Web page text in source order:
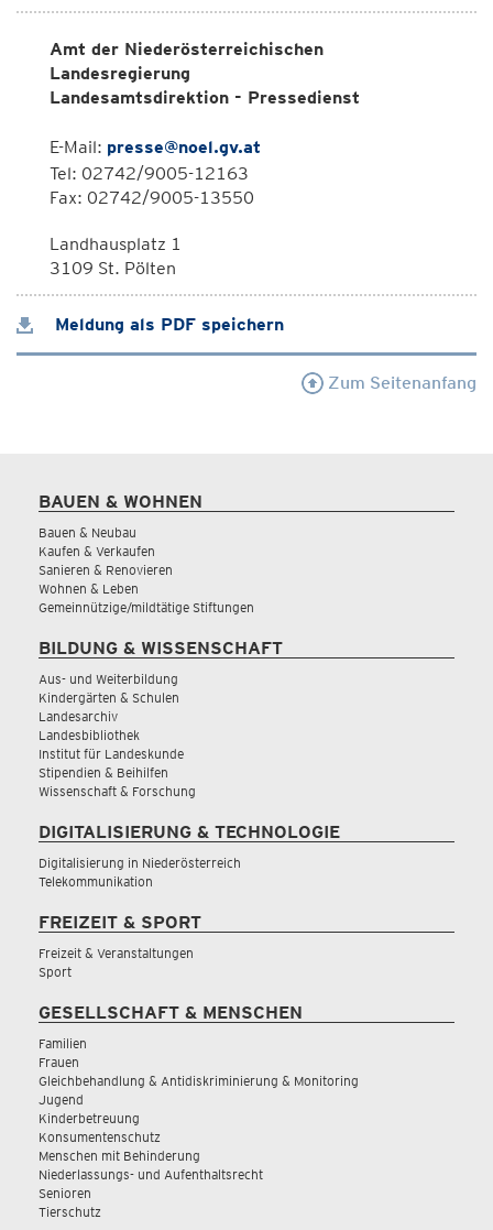
Amt der Niederösterreichischen
Landesregierung
Landesamtsdirektion - Pressedienst
E-Mail: presse@noel.gv.at
Tel: 02742/9005-12163
Fax: 02742/9005-13550
Landhausplatz 1
3109 St. Pölten
Meldung als PDF speichern
Zum Seitenanfang
BAUEN & WOHNEN
Bauen & Neubau
Kaufen & Verkaufen
Sanieren & Renovieren
Wohnen & Leben
Gemeinnützige/mildtätige Stiftungen
BILDUNG & WISSENSCHAFT
Aus- und Weiterbildung
Kindergärten & Schulen
Landesarchiv
Landesbibliothek
Institut für Landeskunde
Stipendien & Beihilfen
Wissenschaft & Forschung
DIGITALISIERUNG & TECHNOLOGIE
Digitalisierung in Niederösterreich
Telekommunikation
FREIZEIT & SPORT
Freizeit & Veranstaltungen
Sport
GESELLSCHAFT & MENSCHEN
Familien
Frauen
Gleichbehandlung & Antidiskriminierung & Monitoring
Jugend
Kinderbetreuung
Konsumentenschutz
Menschen mit Behinderung
Niederlassungs- und Aufenthaltsrecht
Senioren
Tierschutz